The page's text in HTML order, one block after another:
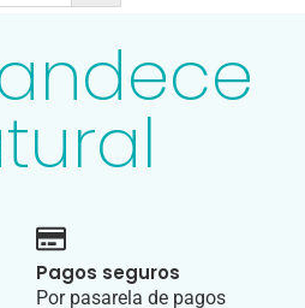
Pagos seguros
Por pasarela de pagos